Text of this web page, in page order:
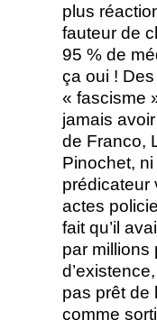
plus
fauteur de
95 % de
ça oui !
« fascisme
jamais
de Franco,
Pinochet, ni
prédicateur
actes
fait qu’il
par millions
pas prêt de
comme